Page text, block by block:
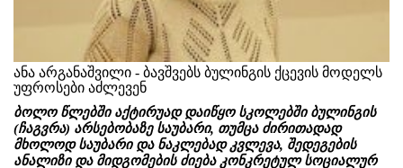
ანა არგანაშვილი - ბავშვებს ბულინგის ქცევის მოდელს
უფროსები აძლევენ
ბოლო წლებში აქტირუად დაიწყო სკოლებში ბულინგის
(ჩაგვრა) არსებობაზე საუბარი, თუმცა ძირითადად
მხოლოდ საუბარი და ნაკლებად კვლევა, შედეგების
ანალიზი და მიდგომების ძიება კონკრეტულ სოციალურ